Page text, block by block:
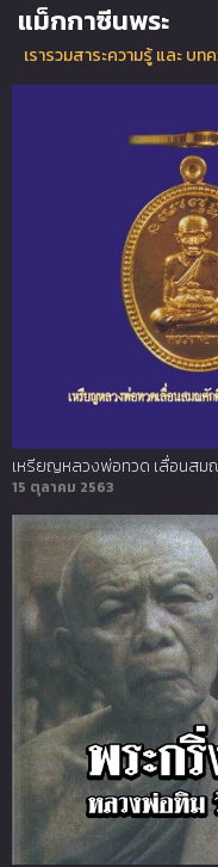
แม็กกาซีนพระ
เรารวมสาระความรู้ และ บ
เหรียญหลวงพ่อทวด เลื่อนส
15 ตุลาคม 2563